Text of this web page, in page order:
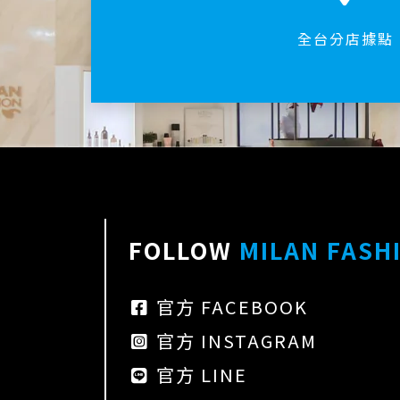
全台分店據點
FOLLOW MILAN
官方 FACEBOOK
官方 INSTAGRAM
官方 LINE